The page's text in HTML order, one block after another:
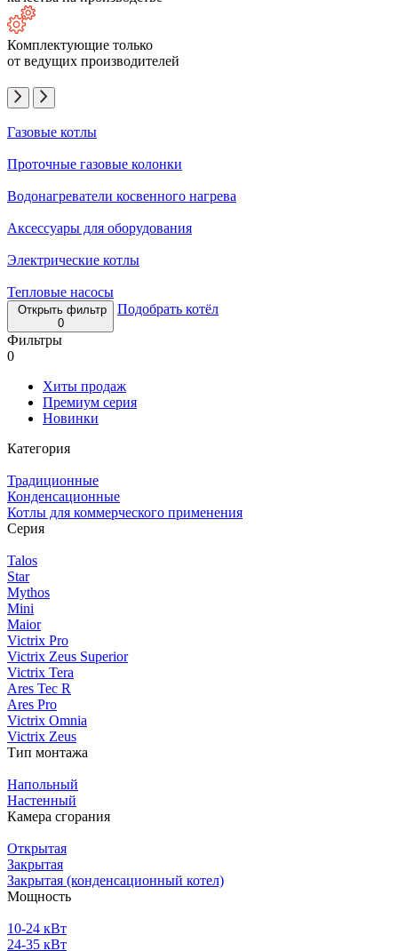
Комплектующие только
от ведущих производителей
Газовые котлы
Проточные газовые колонки
Водонагреватели косвенного нагрева
Аксессуары для оборудования
Электрические котлы
Тепловые насосы
Открыть фильтр
0
Подобрать котёл
Фильтры
0
Хиты продаж
Премиум серия
Новинки
Категория
Традиционные
Конденсационные
Котлы для коммерческого применения
Серия
Talos
Star
Mythos
Mini
Maior
Victrix Pro
Victrix Zeus Superior
Victrix Tera
Ares Tec R
Ares Pro
Victrix Omnia
Victrix Zeus
Тип монтажа
Напольный
Настенный
Камера сгорания
Открытая
Закрытая
Закрытая (конденсационный котел)
Мощность
10-24 кВт
24-35 кВт